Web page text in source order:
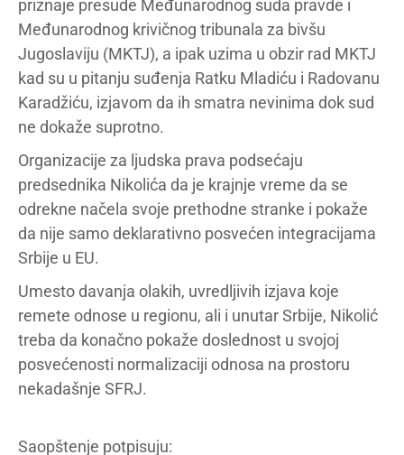
priznaje presude Međunarodnog suda pravde i
Međunarodnog krivičnog tribunala za bivšu
Jugoslaviju (MKTJ), a ipak uzima u obzir rad MKTJ
kad su u pitanju suđenja Ratku Mladiću i Radovanu
Karadžiću, izjavom da ih smatra nevinima dok sud
ne dokaže suprotno.
Organizacije za ljudska prava podsećaju
predsednika Nikolića da je krajnje vreme da se
odrekne načela svoje prethodne stranke i pokaže
da nije samo deklarativno posvećen integracijama
Srbije u EU.
Umesto davanja olakih, uvredljivih izjava koje
remete odnose u regionu, ali i unutar Srbije, Nikolić
treba da konačno pokaže doslednost u svojoj
posvećenosti normalizaciji odnosa na prostoru
nekadašnje SFRJ.
Saopštenje potpisuju: